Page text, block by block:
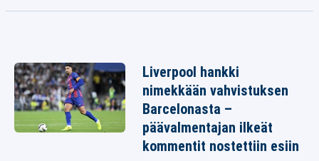
Liverpool hankki
nimekkään vahvistuksen
Barcelonasta –
päävalmentajan ilkeät
kommentit nostettiin esiin